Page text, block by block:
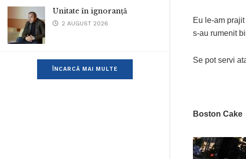
Unitate în ignoranță
2 AUGUST 2026
ÎNCARCĂ MAI MULTE
Eu le-am
s-au rumenit
Se pot servi
Boston Cake